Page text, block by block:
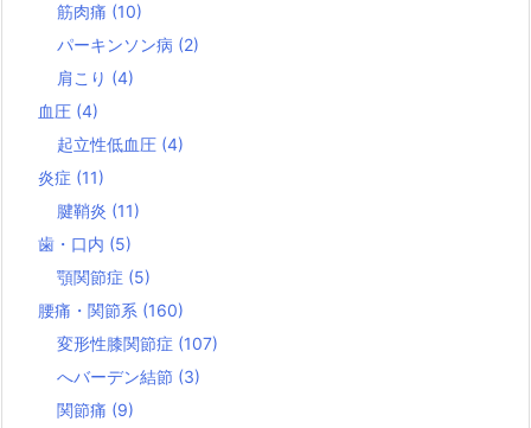
筋肉痛 (10)
パーキンソン病 (2)
肩こり (4)
血圧 (4)
起立性低血圧 (4)
炎症 (11)
腱鞘炎 (11)
歯・口内 (5)
顎関節症 (5)
腰痛・関節系 (160)
変形性膝関節症 (107)
へバーデン結節 (3)
関節痛 (9)